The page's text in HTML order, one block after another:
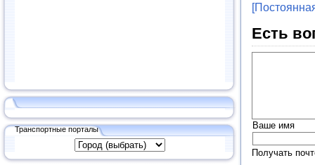
Транспортные порталы
Есть
Ваше имя
Получать